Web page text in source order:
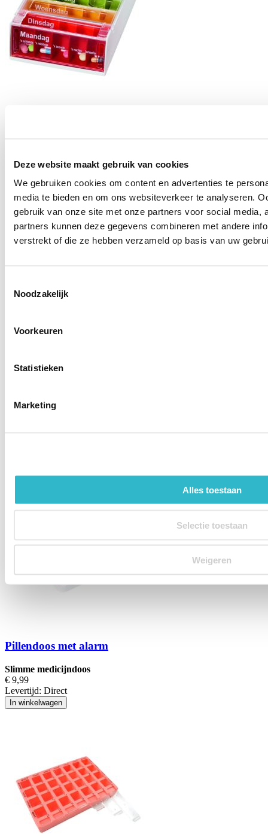
Deze website maakt gebruik van cookies
We gebruiken cookies om content en advertenties te
media te bieden en om ons websiteverkeer te analyseren.
gebruik van onze site met onze partners voor social media,
partners kunnen deze gegevens combineren met andere
verstrekt of die ze hebben verzameld op basis van uw
Noodzakelijk
Voorkeuren
Statistieken
Marketing
Alles toestaan
Selectie toestaan
Weigeren
Levertijd: Direct
In winkelwagen
Transparant en met Nederlandse dagaanduiding
Pillendoos met alarm
Slimme medicijndoos
€ 9,99
Levertijd: Direct
In winkelwagen